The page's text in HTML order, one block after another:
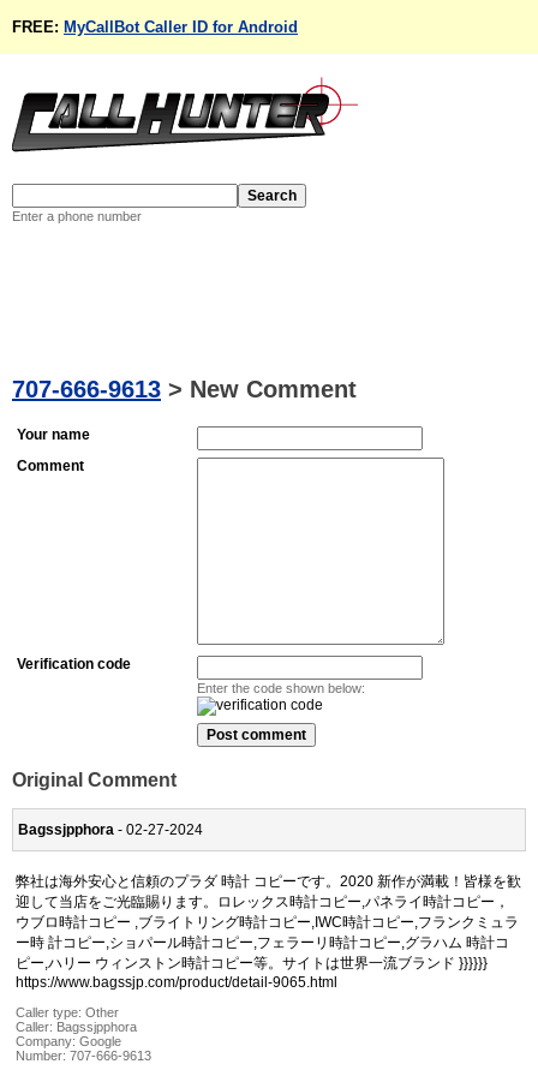
FREE: MyCallBot Caller ID for Android
Enter a phone number
707-666-9613 > New Comment
Your name
Comment
Verification code
Enter the code shown below:
Original Comment
Bagssjpphora - 02-27-2024
弊社は海外安心と信頼のプラダ 時計 コピーです。2020 新作が満載！皆様を歓
迎して当店をご光臨賜ります。ロレックス時計コピー,パネライ時計コピー，
ウブロ時計コピー ,ブライトリング時計コピー,IWC時計コピー,フランクミュラ
ー時 計コピー,ショパール時計コピー,フェラーリ時計コピー,グラハム 時計コ
ピー,ハリー ウィンストン時計コピー等。サイトは世界一流ブランド }}}}}}
https://www.bagssjp.com/product/detail-9065.html
Caller type: Other
Caller: Bagssjpphora
Company: Google
Number: 707-666-9613